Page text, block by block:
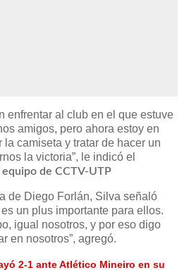
enfrentar al club en el que estuve
amigos, pero ahora estoy en
camiseta y tratar de hacer un
la victoria”, le indicó el
equipo de CCTV-UTP
de Diego Forlán, Silva señaló
un plus importante para ellos.
igual nosotros, y por eso digo
en nosotros”, agregó.
2-1 ante Atlético Mineiro en su